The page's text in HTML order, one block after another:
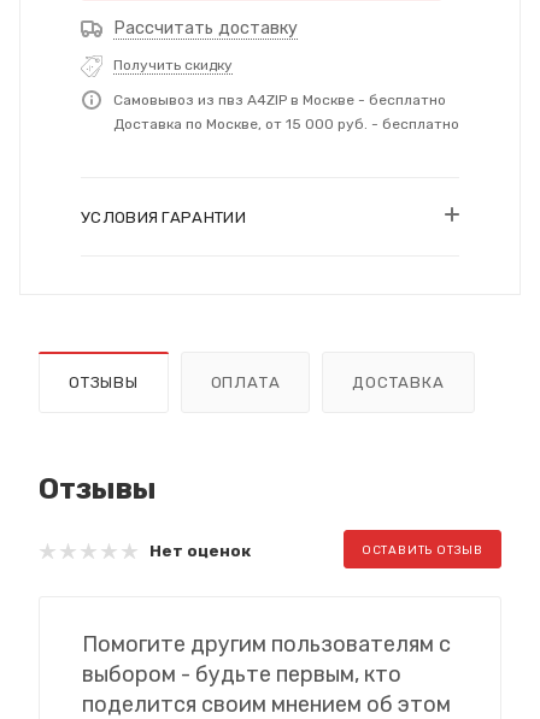
Рассчитать доставку
Получить скидку
Самовывоз из пвз A4ZIP в Москве - бесплатно
Доставка по Москве, от 15 000 руб. - бесплатно
УСЛОВИЯ ГАРАНТИИ
ОТЗЫВЫ ОПЛАТА ДОСТАВКА
Отзывы
Нет оценок ОСТАВИТЬ ОТЗЫВ
Помогите другим пользователям с
выбором - будьте первым, кто
поделится своим мнением об этом